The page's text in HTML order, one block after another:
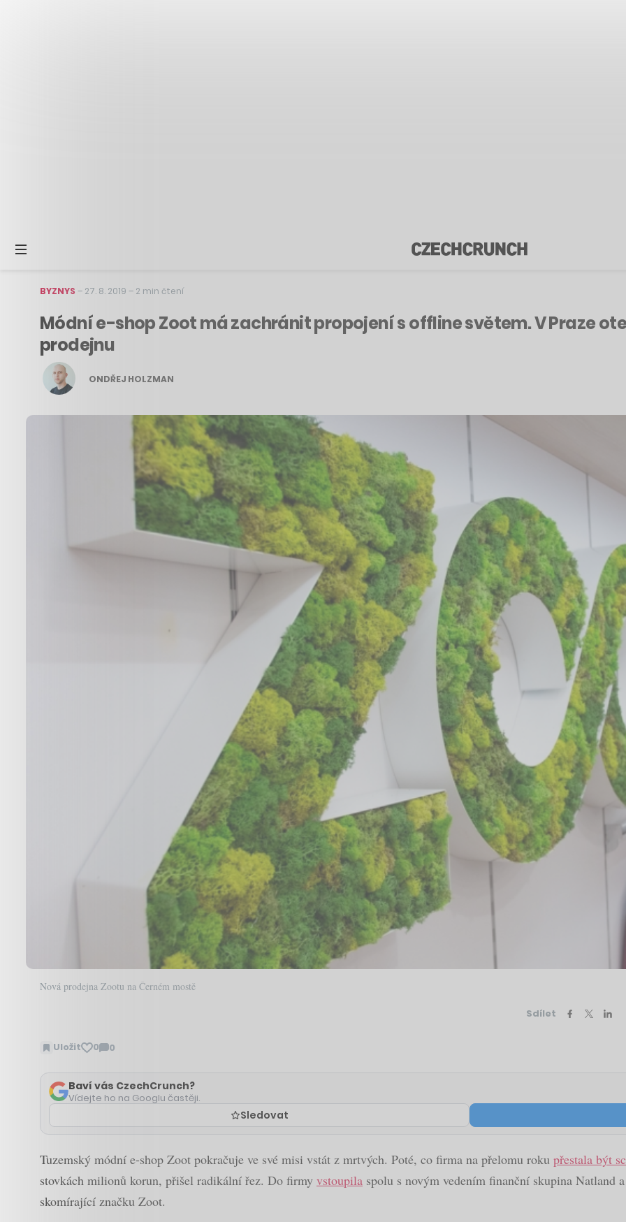
BYZNYS – 27. 8. 2019 – 2 min čtení
Módní e-shop Zoot má zachránit propojení s offline světem. V Praze
prodejnu
ONDŘEJ HOLZMAN
Nová prodejna Zootu na Černém mostě
Sdílet
Uložit 0 0
Zobrazit
Baví vás CzechCrunch?
Vídejte ho na Googlu častěji.
Sledovat
Tuzemský módní e-shop Zoot pokračuje ve své misi vstát z mrtvých. Poté, co firma na přelomu roku přestala být
stovkách milionů korun, přišel radikální řez. Do firmy vstoupila spolu s novým vedením finanční skupina Natland
skomírající značku Zoot.